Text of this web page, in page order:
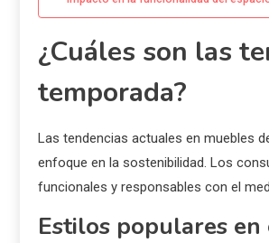
¿Cuáles son las
temporada?
Las tendencias actuales en muebles
enfoque en la sostenibilidad. Los
funcionales y responsables con el
Estilos populares